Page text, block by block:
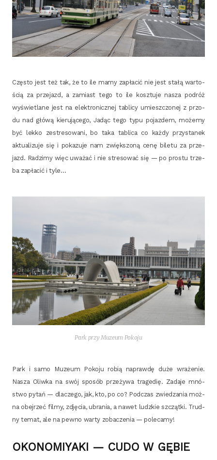
Czę­sto jest też tak, że to ile mamy zapła­cić nie jest sta­łą war­to­
ścią za prze­jazd, a zamiast tego to ile kosz­tu­je nasza podróż
wyświe­tla­ne jest na elek­tro­nicz­nej tabli­cy umiesz­czo­nej z przo­
du nad głó­wą kie­ru­ją­ce­go, Jadąc tego typu pojaz­dem, może­my
być lek­ko zestre­so­wa­ni, bo taka tabli­ca co każ­dy przy­sta­nek
aktu­ali­zu­je się i poka­zu­je nam zwięk­szo­ną cenę bile­tu za prze­
jazd. Radzi­my więc uwa­żać i nie stre­so­wać się — po pro­stu trze­
ba zapła­cić i tyle…
Park przy Muzeum Pokoju
Park i samo Muzeum Poko­ju robią napraw­dę duże wra­że­nie.
Nasza Oliw­ka na swój spo­sób prze­ży­wa tra­ge­dię. Zada­je mnó­
stwo pytań — dla­cze­go, jak, kto, po co? Pod­czas zwie­dza­nia moż­
na obej­rzeć fil­my, zdję­cia, ubra­nia, a nawet ludz­kie szcząt­ki. Trud­
ny temat, ale na pew­no war­ty zoba­cze­nia — polecamy!
OKONOMIYAKI — CUDO W GĘBIE